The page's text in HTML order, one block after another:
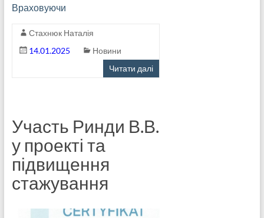
Враховуючи
Стахнюк Наталія
14.01.2025
Новини
Читати далі
Участь Ринди В.В.
у проекті та
підвищення
стажування